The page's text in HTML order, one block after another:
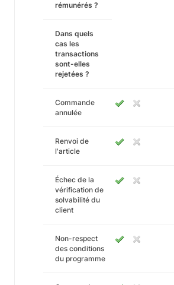
rémunérés ?
Dans quels
cas les
transactions
sont-elles
rejetées ?
Commande
annulée
Renvoi de
l'article
Échec de la
vérification de
solvabilité du
client
Non-respect
des conditions
du programme